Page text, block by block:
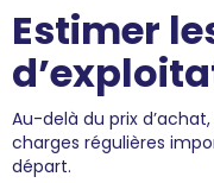
Estimer
Au-delà du prix
charges régulières
départ.